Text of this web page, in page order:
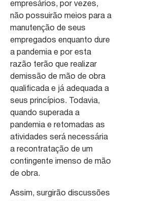
empresários, por vezes,
não possuirão meios para a
manutenção de seus
empregados enquanto dure
a pandemia e por esta
razão terão que realizar
demissão de mão de obra
qualificada e já adequada a
seus princípios. Todavia,
quando superada a
pandemia e retomadas as
atividades será necessária
a recontratação de um
contingente imenso de mão
de obra.
Assim, surgirão discussões